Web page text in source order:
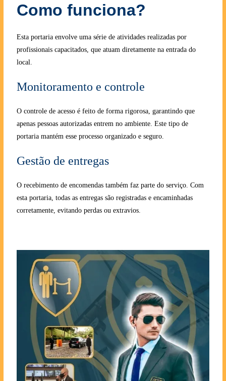
Como funciona?
Esta portaria envolve uma série de atividades realizadas por
profissionais capacitados, que atuam diretamente na entrada do
local.
Monitoramento e controle
O controle de acesso é feito de forma rigorosa, garantindo que
apenas pessoas autorizadas entrem no ambiente. Este tipo de
portaria mantém esse processo organizado e seguro.
Gestão de entregas
O recebimento de encomendas também faz parte do serviço. Com
esta portaria, todas as entregas são registradas e encaminhadas
corretamente, evitando perdas ou extravios.